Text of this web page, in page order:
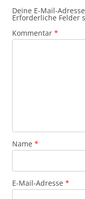
Deine E-Mail-
Erforderliche Felder
Kommentar *
Name *
E-Mail-Adresse *